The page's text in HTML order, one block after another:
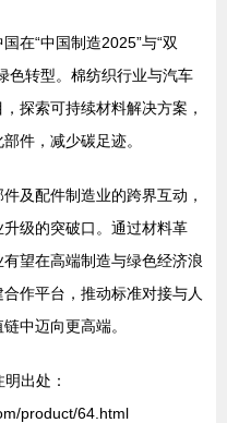
在“中国制造2025”与“双
色转型。棉纺织行业与汽车
探索可持续材料解决方案，
件，减少碳足迹。
及配件制造业的跨界互动，
级的突破口。通过材料革
望在高端制造与绿色经济浪
作平台，推动标准对接与人
中迈向更高端。
出处：
product/64.html